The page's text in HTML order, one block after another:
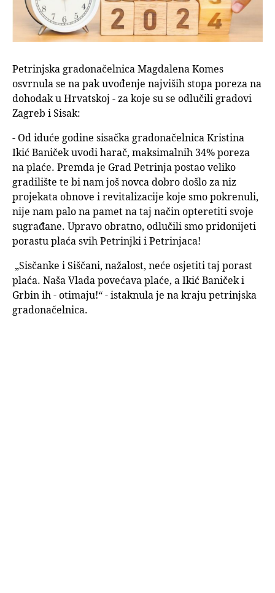
Petrinjska gradonačelnica Magdalena Komes
osvrnula se na pak uvođenje najviših stopa poreza na
dohodak u Hrvatskoj - za koje su se odlučili gradovi
Zagreb i Sisak:
- Od iduće godine sisačka gradonačelnica Kristina
Ikić Baniček uvodi harač, maksimalnih 34% poreza
na plaće. Premda je Grad Petrinja postao veliko
gradilište te bi nam još novca dobro došlo za niz
projekata obnove i revitalizacije koje smo pokrenuli,
nije nam palo na pamet na taj način opteretiti svoje
sugrađane. Upravo obratno, odlučili smo pridonijeti
porastu plaća svih Petrinjki i Petrinjaca!
„Sisčanke i Siščani, nažalost, neće osjetiti taj porast
plaća. Naša Vlada povećava plaće, a Ikić Baniček i
Grbin ih - otimaju!“ - istaknula je na kraju petrinjska
gradonačelnica.